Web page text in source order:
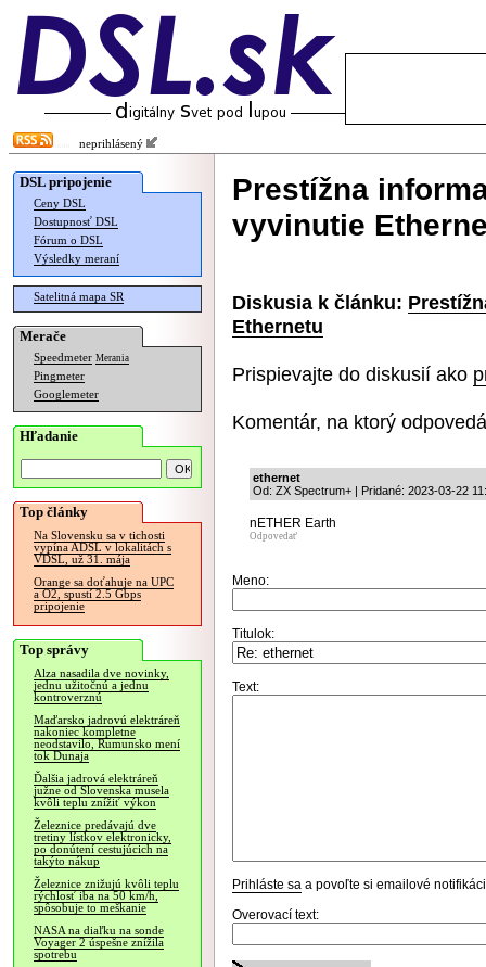
neprihlásený
DSL pripojenie
Ceny DSL
Dostupnosť DSL
Fórum o DSL
Výsledky meraní
Satelitná mapa SR
Merače
Speedmeter Merania
Pingmeter
Googlemeter
Hľadanie
Top články
Na Slovensku sa v tichosti
vypína ADSL v lokalitách s
VDSL, už 31. mája
Orange sa doťahuje na UPC
a O2, spustí 2.5 Gbps
pripojenie
Top správy
Alza nasadila dve novinky,
jednu užitočnú a jednu
kontroverznú
Maďarsko jadrovú elektráreň
nakoniec kompletne
neodstavilo, Rumunsko mení
tok Dunaja
Ďalšia jadrová elektráreň
južne od Slovenska musela
kvôli teplu znížiť výkon
Železnice predávajú dve
tretiny lístkov elektronicky,
po donútení cestujúcich na
takýto nákup
Železnice znižujú kvôli teplu
rýchlosť iba na 50 km/h,
spôsobuje to meškanie
NASA na diaľku na sonde
Voyager 2 úspešne znížila
spotrebu
Prestížna
vyvinutie
Diskusia k článku:
Ethernetu
Prispievajte do diskusií ako
Komentár, na ktorý
ethernet
Od: ZX Spectrum+ | Pridané: 2023-03-22
nETHER Earth
Odpovedať
Meno:
Titulok:
Text:
Prihláste sa a povoľte si emailové
Overovací text: